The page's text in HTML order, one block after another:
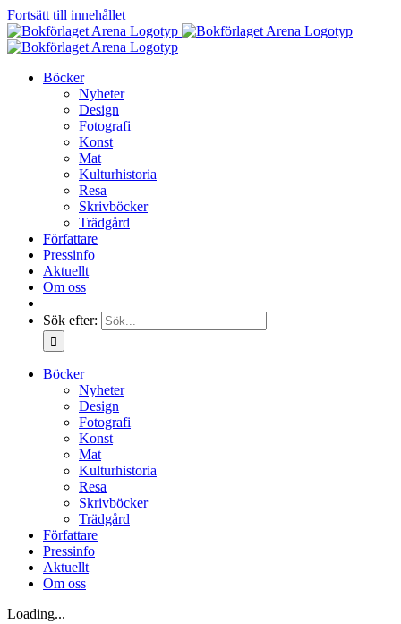
Fortsätt till innehållet
Böcker
Nyheter
Design
Fotografi
Konst
Mat
Kulturhistoria
Resa
Skrivböcker
Trädgård
Författare
Pressinfo
Aktuellt
Om oss
Sök efter:
Böcker
Nyheter
Design
Fotografi
Konst
Mat
Kulturhistoria
Resa
Skrivböcker
Trädgård
Författare
Pressinfo
Aktuellt
Om oss
Loading...